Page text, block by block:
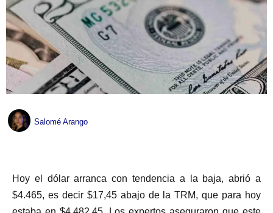
Salomé Arango
Hoy el dólar arranca con tendencia a la baja, abrió a
$4.465, es decir $17,45 abajo de la TRM, que para hoy